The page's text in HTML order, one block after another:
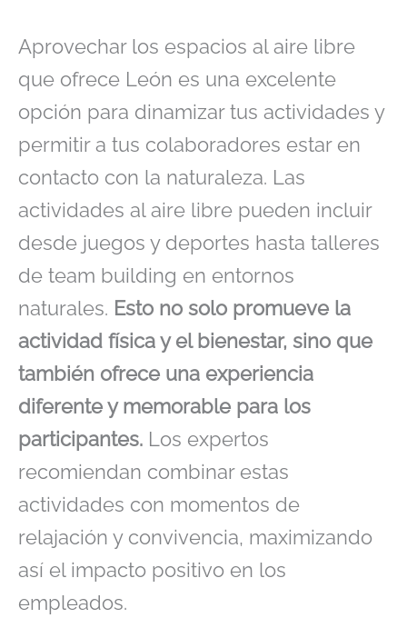
Aprovechar los espacios al aire libre
que ofrece León es una excelente
opción para dinamizar tus actividades y
permitir a tus colaboradores estar en
contacto con la naturaleza. Las
actividades al aire libre pueden incluir
desde juegos y deportes hasta talleres
de team building en entornos
naturales. Esto no solo promueve la
actividad física y el bienestar, sino que
también ofrece una experiencia
diferente y memorable para los
participantes. Los expertos
recomiendan combinar estas
actividades con momentos de
relajación y convivencia, maximizando
así el impacto positivo en los
empleados.